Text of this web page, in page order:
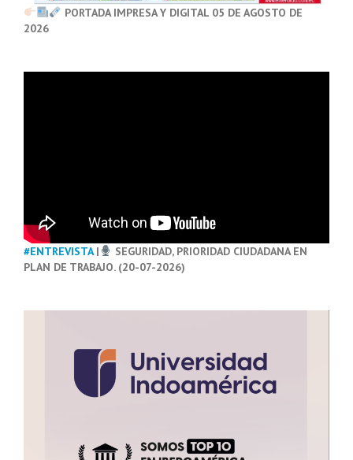
PORTADA IMPRESA Y DIGITAL 05 DE AGOSTO DE
2026
#ENTREVISTA|
SEGURIDAD, PRIORIDAD CIUDADANA EN
PLAN DE TRABAJO. (20-07-2026)